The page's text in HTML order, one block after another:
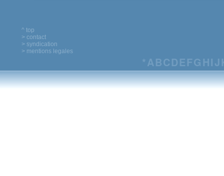
^ top
> contact
> syndication
> mentions legales
*ABCDEFG HIJ